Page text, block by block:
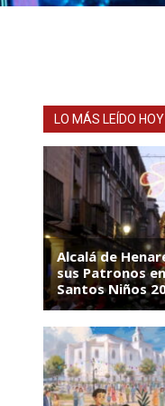
LO MÁS LEÍDO HOY